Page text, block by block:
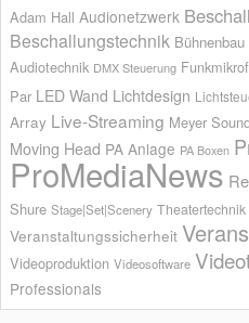
Adam Hall Audionetzwerk
Beschallungstechnik Bühnenbau
Audiotechnik DMX Steuerung
Par LED Wand Lichtdesign
Array Live-Streaming Meyer
Moving Head PA Anlage PA Boxen
ProMediaNews
Shure Stage|Set|Scenery Theatertechnik
Veranstaltungssicherheit
Videoproduktion Videosoftware
Professionals